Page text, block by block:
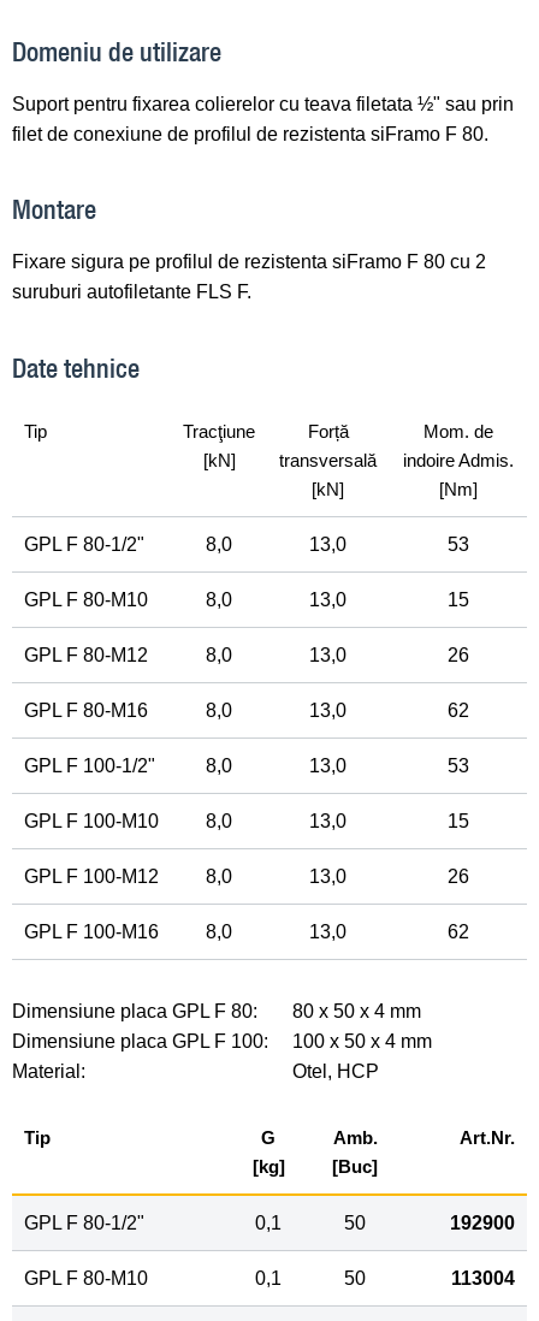
Domeniu de utilizare
Suport pentru fixarea colierelor cu teava filetata ½" sau prin
filet de conexiune de profilul de rezistenta siFramo F 80.
Montare
Fixare sigura pe profilul de rezistenta siFramo F 80 cu 2
suruburi autofiletante FLS F.
Date tehnice
Tip
Tracţiune
[kN]
Forță
transversală
[kN]
Mom. de
indoire Admis.
[Nm]
GPL F 80-1/2" 8,0 13,0 53
GPL F 80-M10 8,0 13,0 15
GPL F 80-M12 8,0 13,0 26
GPL F 80-M16 8,0 13,0 62
GPL F 100-1/2" 8,0 13,0 53
GPL F 100-M10 8,0 13,0 15
GPL F 100-M12 8,0 13,0 26
GPL F 100-M16 8,0 13,0 62
Dimensiune placa GPL F 80:
80 x 50 x 4 mm
Dimensiune placa GPL F 100:
100 x 50 x 4 mm
Material:
Otel, HCP
Tip
G
[kg]
Amb.
[Buc]
Art.Nr.
GPL F 80-1/2" 0,1 50 192900
GPL F 80-M10 0,1 50 113004